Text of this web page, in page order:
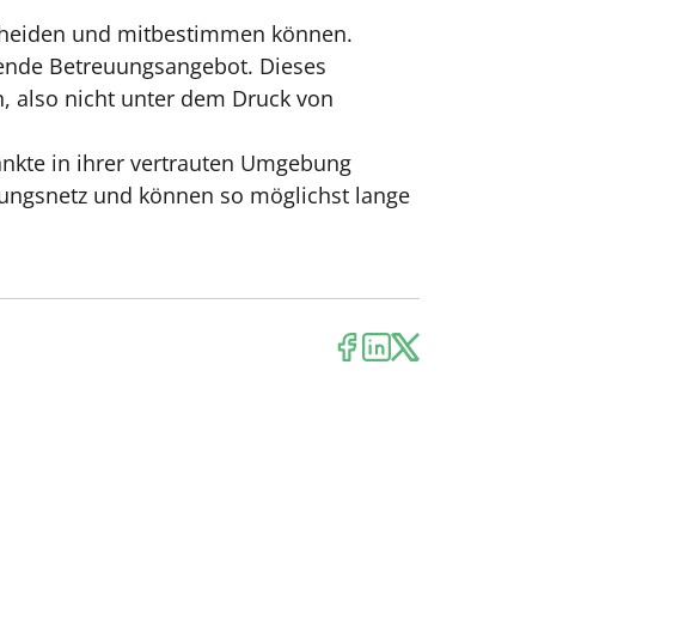
und mitbestimmen können.
Betreuungsangebot. Dieses
also nicht unter dem Druck von
in ihrer vertrauten Umgebung
und können so möglichst lange